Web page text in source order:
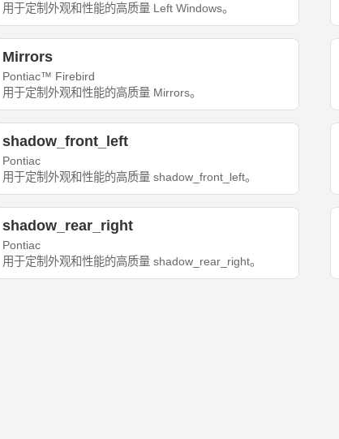
用于定制外观和性能的高质量 Left Windows。
Mirrors
Pontiac™ Firebird
用于定制外观和性能的高质量 Mirrors。
shadow_front_left
Pontiac
用于定制外观和性能的高质量 shadow_front_left。
shadow_rear_right
Pontiac
用于定制外观和性能的高质量 shadow_rear_right。